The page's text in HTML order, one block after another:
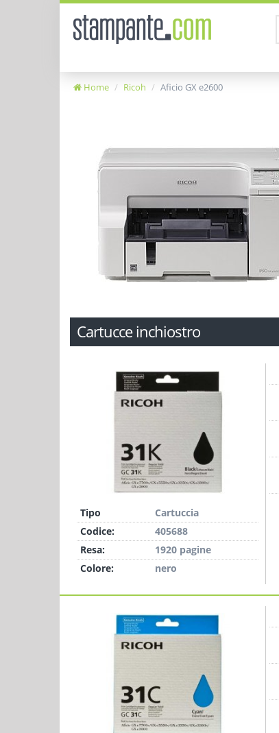
Home Ricoh Aficio GX e2600
Cartucce inchiostro
Tipo
Cartuccia
Codice:
405688
Resa:
1920 pagine
Colore:
nero